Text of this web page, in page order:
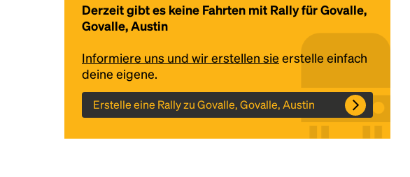
Derzeit gibt es keine Fahrten mit Rally für Govalle,
Govalle, Austin
Informiere uns und wir erstellen sie erstelle einfach
deine eigene.
Erstelle eine Rally zu Govalle, Govalle, Austin
Lorem
printing
Ipsum
dummy